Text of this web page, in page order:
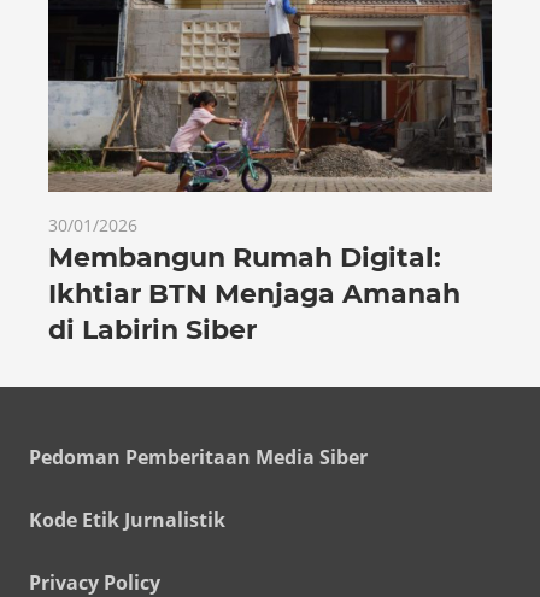
30/01/2026
Membangun Rumah Digital:
Ikhtiar BTN Menjaga Amanah
di Labirin Siber
Pedoman Pemberitaan Media Siber
Kode Etik Jurnalistik
Privacy Policy